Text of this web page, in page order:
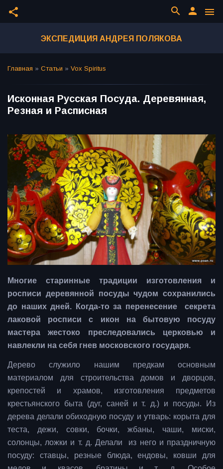
share menu
person
search
ЭКСПЕДИЦИЯ АНДРЕЯ ПОЛЯКОВА
Главная » Статьи » Vox Spiritus
Исконная Русская Посуда. Деревянная,
Резная и Расписная
Многие старинные традиции изготовления и
росписи деревянной посуды чудом сохранились
до наших дней. Когда-то за перенесение секрета
лаковой росписи с икон на бытовую посуду
мастера жестоко преследовались церковью и
навлекли на себя гнев московского государя.
Дерево служило нашим предкам основным
материалом для строительства домов и дворцов,
крепостей и храмов, изготовления предметов
крестьянского быта (дуг, саней и т. д.) и посуды. Из
дерева делали обиходную посуду и утварь: корыта для
теста, дежи, совки, бочки, жбаны, чаши, миски,
солонцы, ложки и т. д. Делали из него и праздничную
посуду: ставцы, резные блюда, ендовы, ковши для